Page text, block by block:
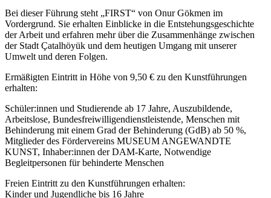
Bei dieser Führung steht „FIRST“ von Onur Gökmen im
Vordergrund. Sie erhalten Einblicke in die Entstehungsgeschichte
der Arbeit und erfahren mehr über die Zusammenhänge zwischen
der Stadt Çatalhöyük und dem heutigen Umgang mit unserer
Umwelt und deren Folgen.
Ermäßigten Eintritt in Höhe von 9,50 € zu den Kunstführungen
erhalten:
Schüler:innen und Studierende ab 17 Jahre, Auszubildende,
Arbeitslose, Bundesfreiwilligendienstleistende, Menschen mit
Behinderung mit einem Grad der Behinderung (GdB) ab 50 %,
Mitglieder des Fördervereins MUSEUM ANGEWANDTE
KUNST, Inhaber:innen der DAM-Karte, Notwendige
Begleitpersonen für behinderte Menschen
Freien Eintritt zu den Kunstführungen erhalten:
Kinder und Jugendliche bis 16 Jahre